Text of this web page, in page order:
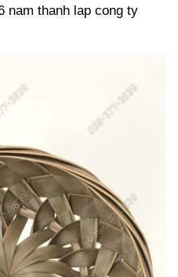
nam thanh lap cong ty